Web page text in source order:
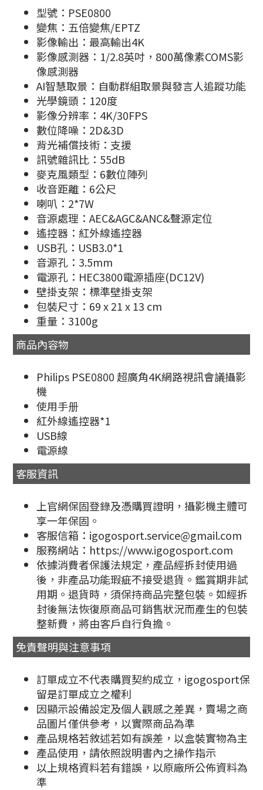
型號：PSE0800
變焦：五倍變焦/EPTZ
影像輸出：最高輸出4K
影像感測器：1/2.8英吋，800萬像素COMS影
像感測器
AI智慧取景：自動群組取景與發言人追蹤功能
光學鏡頭：120度
影像分辨率：4K/30FPS
數位降噪：2D&3D
背光補償技術：支援
訊號雜訊比：55dB
麥克風類型：6數位陣列
收音距離：6公尺
喇叭：2*7W
音源處理：AEC&AGC&ANC&聲源定位
遙控器：紅外線遙控器
USB孔：USB3.0*1
音源孔：3.5mm
電源孔：HEC3800電源插座(DC12V)
壁掛支架：標準壁掛支架
包裝尺寸：69 x 21 x 13 cm
重量：3100g
商品內容物
Philips PSE0800 超廣角4K網路視訊會議攝影
機
使用手册
紅外線遙控器*1
USB線
電源線
客服資訊
上官網保固登錄及憑購買證明，攝影機主體可
享一年保固。
客服信箱：igogosport.service@gmail.com
服務網站：https://www.igogosport.com
依據消費者保護法規定，產品經拆封使用過
後，非產品功能瑕疵不接受退貨。鑑賞期非試
用期。退貨時，須保持商品完整包裝。如經拆
封後無法恢復原商品可銷售狀況而產生的包裝
整新費，將由客戶自行負擔。
免責聲明與注意事項
訂單成立不代表購買契約成立，igogosport保
留是訂單成立之權利
因顯示設備設定及個人觀感之差異，賣場之商
品圖片僅供參考，以實際商品為準
產品規格若敘述若如有誤差，以盒裝實物為主
產品使用，請依照說明書內之操作指示
以上規格資料若有錯誤，以原廠所公佈資料為
準